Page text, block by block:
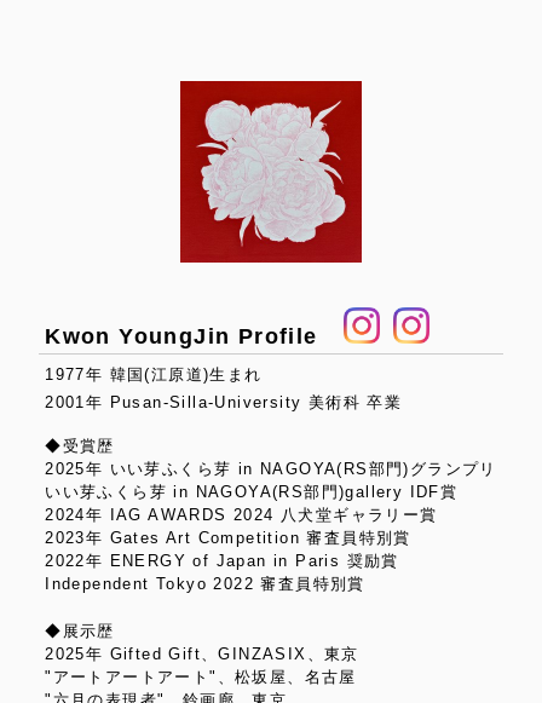
Kwon YoungJin Profile
1977年 韓国(江原道)生まれ
2001年 Pusan-Silla-University 美術科 卒業
◆受賞歴
2025年 いい芽ふくら芽 in NAGOYA(RS部門)グランプリ
いい芽ふくら芽 in NAGOYA(RS部門)gallery IDF賞
2024年 IAG AWARDS 2024 八犬堂ギャラリー賞
2023年 Gates Art Competition 審査員特別賞
2022年 ENERGY of Japan in Paris 奨励賞
Independent Tokyo 2022 審査員特別賞
◆展示歴
2025年 Gifted Gift、GINZASIX、東京
"アートアートアート"、松坂屋、名古屋